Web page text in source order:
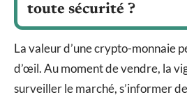
toute sécurité ?
La valeur d’une crypto-monnaie
d’œil. Au moment de vendre, la
surveiller le marché, s’informer